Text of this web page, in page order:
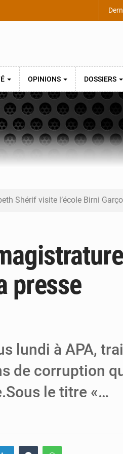
OPINIONS DOSSIERS
Shérif visite l’école Birni
mi-parcours du Programme de
à Niamey : 74 milliards de FCFA recouvrés
nouveau terrain de jeu pour la
presse
lundi à APA,
de corruption
le titre «…